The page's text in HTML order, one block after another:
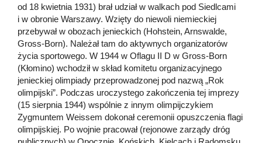
od 18 kwietnia 1931) brał udział w walkach pod Siedlcami
i w obronie Warszawy. Wzięty do niewoli niemieckiej
przebywał w obozach jenieckich (Hohstein, Arnswalde,
Gross-Born). Należał tam do aktywnych organizatorów
życia sportowego. W 1944 w Oflagu II D w Gross-Born
(Kłomino) wchodził w skład komitetu organizacyjnego
jenieckiej olimpiady przeprowadzonej pod nazwą „Rok
olimpijski”. Podczas uroczystego zakończenia tej imprezy
(15 sierpnia 1944) wspólnie z innym olimpijczykiem
Zygmuntem Weissem dokonał ceremonii opuszczenia flagi
olimpijskiej. Po wojnie pracował (rejonowe zarządy dróg